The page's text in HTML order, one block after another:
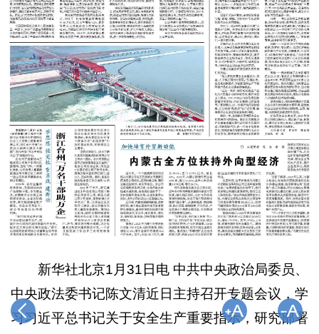
新华社北京1月31日电 中共中央政治局委员、
中央政法委书记陈文清近日主持召开专题会议，学
习习近平总书记关于安全生产重要指示，研究部署